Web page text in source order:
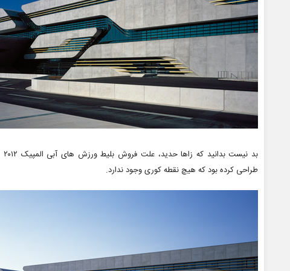
طراحی کرده بود که هیچ نقطه کوری وجود ندارد.